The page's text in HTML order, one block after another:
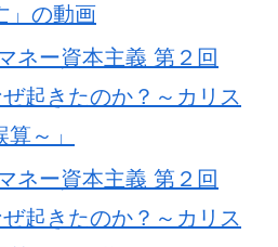
」の動画
ネー資本主義 第２回
ぜ起きたのか？～カリス
～」
ネー資本主義 第２回
ぜ起きたのか？～カリス